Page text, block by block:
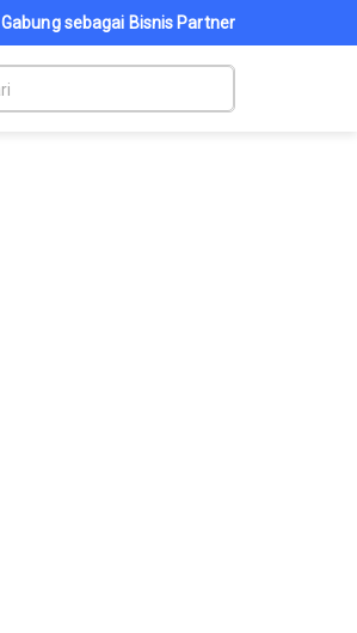
Gabung sebagai Bisnis Partner